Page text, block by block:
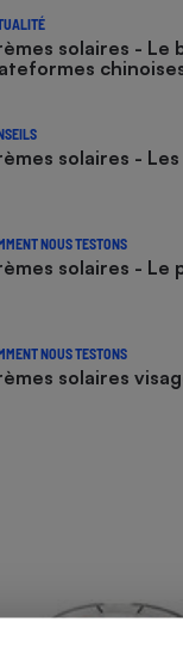
solaires - Le
solaires -
NOUS TESTONS
solaires - Le
NOUS TESTONS
solaires